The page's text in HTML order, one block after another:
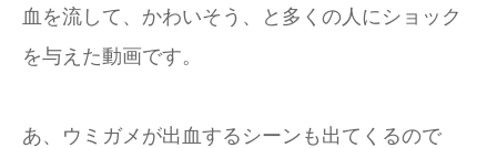
血を流して、かわいそう、と多くの人にショック
を与えた動画です。
あ、ウミガメが出血するシーンも出てくるので